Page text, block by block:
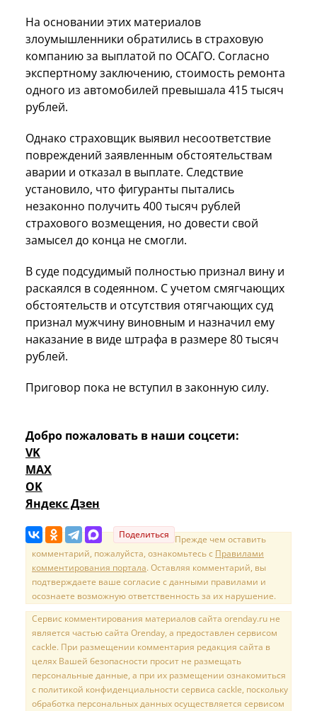
На основании этих материалов
злоумышленники обратились в страховую
компанию за выплатой по ОСАГО. Согласно
экспертному заключению, стоимость ремонта
одного из автомобилей превышала 415 тысяч
рублей.
Однако страховщик выявил несоответствие
повреждений заявленным обстоятельствам
аварии и отказал в выплате. Следствие
установило, что фигуранты пытались
незаконно получить 400 тысяч рублей
страхового возмещения, но довести свой
замысел до конца не смогли.
В суде подсудимый полностью признал вину и
раскаялся в содеянном. С учетом смягчающих
обстоятельств и отсутствия отягчающих суд
признал мужчину виновным и назначил ему
наказание в виде штрафа в размере 80 тысяч
рублей.
Приговор пока не вступил в законную силу.
Добро пожаловать в наши соцсети:
VK
MAX
OK
Яндекс Дзен
Поделиться Прежде чем оставить
комментарий, пожалуйста, ознакомьтесь с Правилами
комментирования портала. Оставляя комментарий, вы
подтверждаете ваше согласие с данными правилами и
осознаете возможную ответственность за их нарушение.
Сервис комментирования материалов сайта orenday.ru не
является частью сайта Orenday, а предоставлен сервисом
cackle. При размещении комментария редакция сайта в
целях Вашей безопасности просит не размещать
персональные данные, а при их размещении ознакомиться
с политикой конфиденциальности сервиса cackle, поскольку
обработка персональных данных осуществляется сервисом